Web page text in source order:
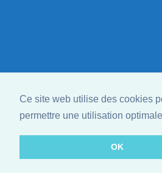
Ce site web utilise des cookies
permettre une utilisation
OK